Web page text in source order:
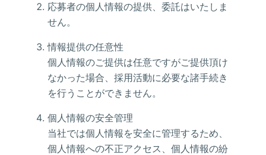
応募者の個人情報の提供、委託はいたしま
せん。
情報提供の任意性
個人情報のご提供は任意ですがご提供頂け
なかった場合、採用活動に必要な諸手続き
を行うことができません。
個人情報の安全管理
当社では個人情報を安全に管理するため、
個人情報への不正アクセス、個人情報の紛